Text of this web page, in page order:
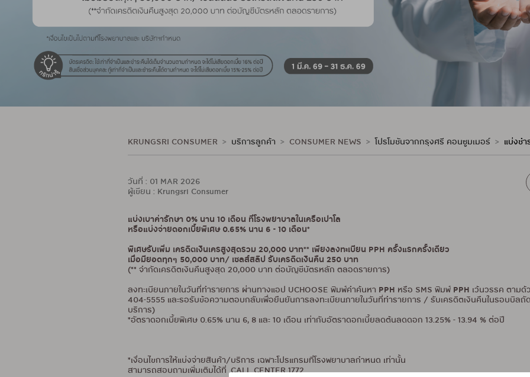
KRUNGSRI CONSUMER บริการลูกค้า CONSUMER NEWS โปรโมชันจากกรุงศรี คอนซูมเมอร์ แบ่งชำ
วันที่ : 01 MAR 2026
ผู้เขียน : Krungsri Consumer
แบ่งเบาค่ารักษา 0% นาน 10 เดือน ที่โรงพยาบาลในเครือเปาโล
หรือแบ่งจ่ายดอกเบี้ยพิเศษ 0.65% นาน 6 - 10 เดือน*
พิเศษรับเพิ่ม เครดิตเงินเครสูงสุดรวม 20,000 บาท** เพียงลงทะเบียน PPH ครั้งแรกครั้งเดียว
เมื่อมียอดทุกๆ 50,000 บาท/ เซลส์สลิป รับเครดิตเงินคืน 250 บาท
(** จำกัดเครดิตเงินคืนสูงสุด 20,000 บาท ต่อบัญชีบัตรหลัก ตลอดรายการ)
ลงทะเบียนภายในวันที่ทำรายการ ผ่านทางแอป UCHOOSE พิมพ์คำค้นหา PPH หรือ SMS พิมพ์ PPH เว้นวรรค ตาม
404-5555 และรอรับข้อความตอบกลับเพื่อยืนยันการลงทะเบียนภายในวันที่ทำรายการ / รับเครดิตเงินคืนในรอบบิลถั
บริการ)
*อัตราดอกเบี้ยพิเศษ 0.65% นาน 6, 8 และ 10 เดือน เท่ากับอัตราดอกเบี้ยลดต้นลดดอก 13.25% - 13.94 % ต่อปี
*เงื่อนไขการให้แบ่งจ่ายสินค้า/บริการ เฉพาะโปรแกรมที่โรงพยาบาลกำหนด เท่านั้น
สามารถสอบถามเพิ่มเติมได้ที่ CALL CENTER 1772